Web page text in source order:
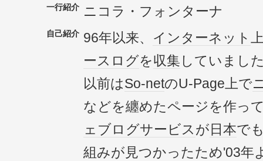
一行紹介 ニコラ・フォンターナ
自己紹介 96年以来、 インターネット
ース ログを収集 していまし
以前はSo-netのU-Page上で
などを纏めたページを作っ
ェブログサービスが 日本で
組みが見つかったため'03年